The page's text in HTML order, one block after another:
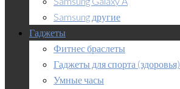
Samsung другие
Гаджеты
Фитнес браслеты
Гаджеты для спорта (здоровья)
Умные часы